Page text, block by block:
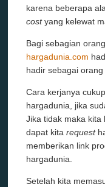
karena beberapa
costyang kelewat
Bagi sebagian
hargadunia.com
hadir sebagai
Cara kerjanya
hargadunia, jika
Jika tidak maka kita
dapat kita request
memberikan link
hargadunia.
Setelah kita